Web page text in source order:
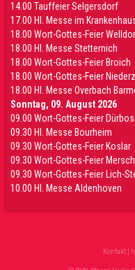
14.00 Tauffeier Selgersdorf
17.00 Hl. Messe im
18.00 Wort-Gottes-Feier
18.00 Hl. Messe Stetternich
18.00 Wort-Gottes-Feier Broich
18.00 Wort-Gottes-Feier
18.00 Hl. Messe Overbach
Sonntag, 09. August 2026
09.00 Wort-Gottes-Feier
09.30 HI. Messe Bourheim
09.30 Wort-Gottes-Feier Koslar
09.30 Wort-Gottes-Feier
09.30 Wort-Gottes-Feier Lich-
10.00 Hl. Messe Aldenhoven
Kontakt